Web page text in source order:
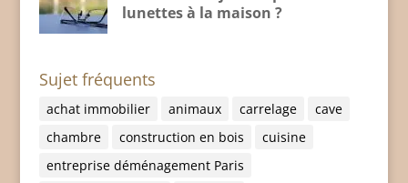
lunettes à la maison ?
Sujet fréquents
achat immobilier animaux carrelage
cave
chambre
construction en bois
cuisine
entreprise déménagement Paris